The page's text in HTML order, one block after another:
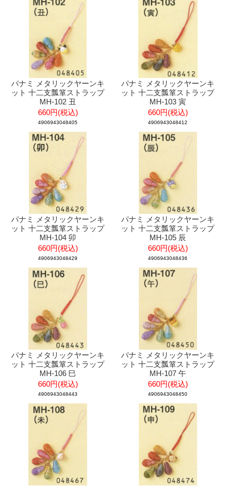
パナミ メタリックヤーンキ
ット 十二支瓢箪ストラップ
MH-102 丑
660円(税込)
4906943048405
パナミ メタリックヤーンキ
ット 十二支瓢箪ストラップ
MH-103 寅
660円(税込)
4906943048412
パナミ メタリックヤーンキ
ット 十二支瓢箪ストラップ
MH-104 卯
660円(税込)
4906943048429
パナミ メタリックヤーンキ
ット 十二支瓢箪ストラップ
MH-105 辰
660円(税込)
4906943048436
パナミ メタリックヤーンキ
ット 十二支瓢箪ストラップ
MH-106 巳
660円(税込)
4906943048443
パナミ メタリックヤーンキ
ット 十二支瓢箪ストラップ
MH-107 午
660円(税込)
4906943048450